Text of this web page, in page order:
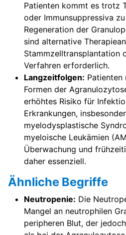
Patienten kommt es trotz
oder Immunsuppressiva
Regeneration der
sind alternative
Stammzelltransplantation
Verfahren erforderlich.
Langzeitfolgen: Patienten
Formen der
erhöhtes Risiko für
Erkrankungen,
myelodysplastische
myeloische Leukämien
Überwachung und
daher essenziell.
Ähnliche Begriffe
Neutropenie: Die
Mangel an neutrophilen
peripheren Blut, der